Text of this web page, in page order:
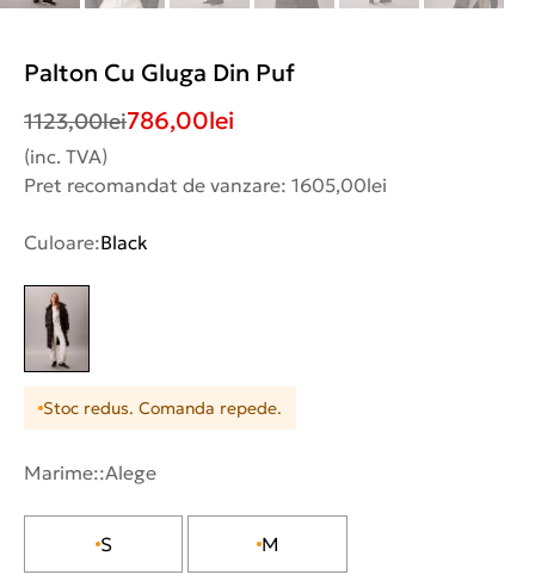
Palton Cu Gluga Din Puf
1123,00lei786,00lei
(inc. TVA)
Pret recomandat de vanzare: 1605,00lei
Culoare:Black
Stoc redus. Comanda repede.
Marime::Alege
S M